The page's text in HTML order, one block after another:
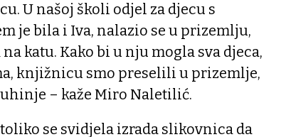
U našoj školi odjel za djecu s
je bila i Iva, nalazio se u prizemlju,
katu. Kako bi u nju mogla sva djeca,
knjižnicu smo preselili u prizemlje,
– kaže Miro Naletilić.
se svidjela izrada slikovnica da